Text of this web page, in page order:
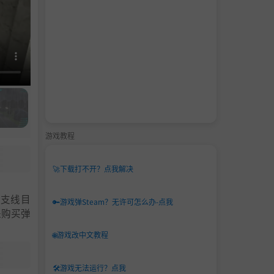
线目
买弹
游戏教程
🚀下载打不开？点我解决
🔑游戏弹Steam？无许可怎么办-点我
🌐游戏改中文教程
🛠️游戏无法运行？点我